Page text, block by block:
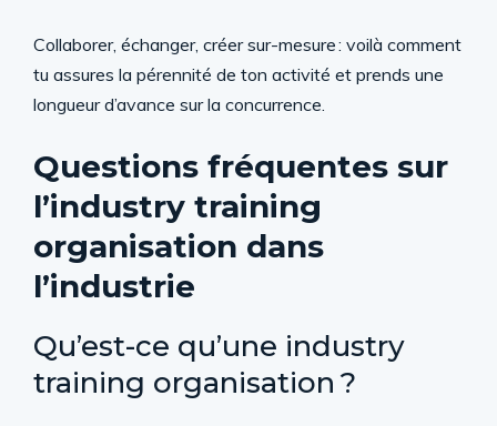
Collaborer, échanger, créer sur-mesure : voilà comment
tu assures la pérennité de ton activité et prends une
longueur d’avance sur la concurrence.
Questions fréquentes sur
l’industry training
organisation dans
l’industrie
Qu’est-ce qu’une industry
training organisation ?